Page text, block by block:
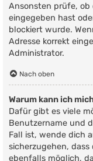
Ansonsten prüfe, ob
eingegeben hast
blockiert wurde.
Adresse korrekt
Administrator.
Nach oben
Warum kann ich
Dafür gibt es viele
Benutzername und
Fall ist, wende dich
sicherzugehen,
ebenfalls möglich,